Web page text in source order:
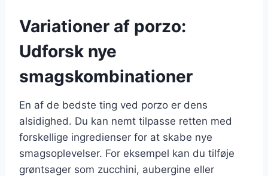
Variationer af porzo:
Udforsk nye
smagskombinationer
En af de bedste ting ved porzo er dens
alsidighed. Du kan nemt tilpasse retten med
forskellige ingredienser for at skabe nye
smagsoplevelser. For eksempel kan du tilføje
grøntsager som zucchini, aubergine eller